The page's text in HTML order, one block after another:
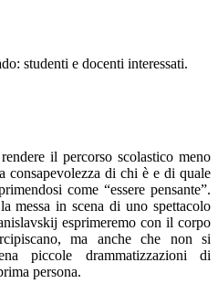
studenti e docenti interessati.
il percorso scolastico meno
di chi è e di quale
come “essere pensante”.
messa in scena di uno spettacolo
esprimeremo con il corpo
ma anche che non si
piccole drammatizzazioni di
persona.